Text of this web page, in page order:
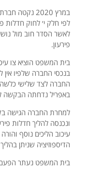
במרץ 2020
לפי חלק י׳ לחוק חדלות
לאשר הסדר חוב מול
פירעון.
בית המשפט הוציא צו
בנכסי החברה שלפיו אין
החברה לצד שלישי
באפריל נדחתה הבקשה
למחרת החברה הגישה
ונכנסה להליך חדלות
עיכוב הליכים נוסף
הדיספוזיציה שניתן
בית המשפט נעתר